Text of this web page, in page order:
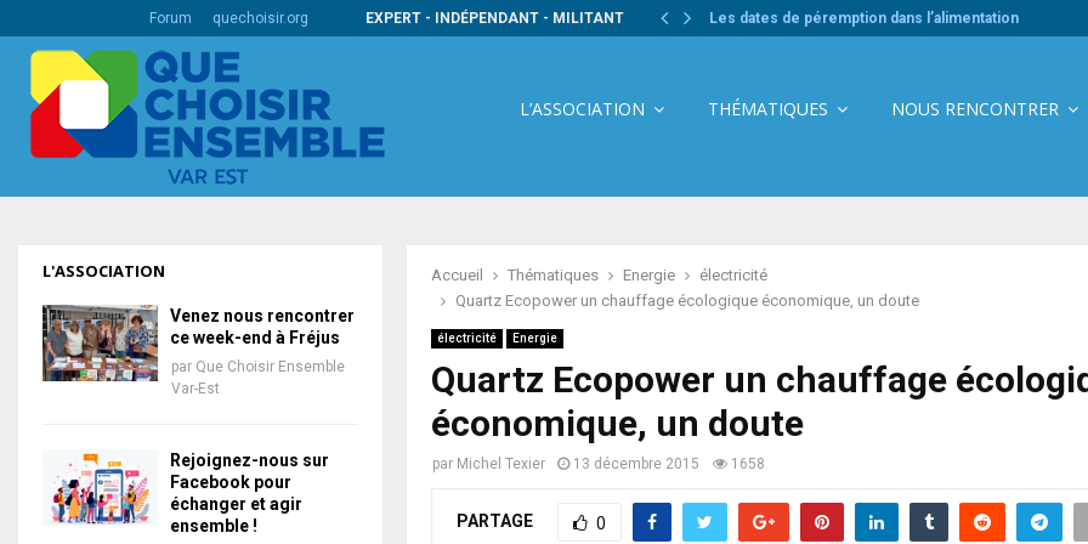
Forum quechoisir.org EXPERT - INDÉPENDANT - MILITANT
barres internationaux Les dates de péremption dans l’alimentation
L’ASSOCIATION THÉMATIQUES NOUS RENCONTRER
Accueil Thématiques Energie
électricité
Quartz Ecopower un chauffage écologique économique, un doute
électricité Energie
Quartz Ecopower un chauffage
économique, un doute
par Michel Texier 13 décembre 2015 1658
PARTAGE 0
L'ASSOCIATION
Venez nous rencontrer
ce week-end à Fréjus
par Que Choisir Ensemble
Var-Est
Rejoignez-nous sur
Facebook pour
échanger et agir
ensemble !